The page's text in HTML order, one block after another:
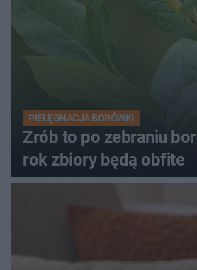
PIELĘGNACJA BORÓWKI
Zrób to po zebraniu
rok zbiory będą obfite